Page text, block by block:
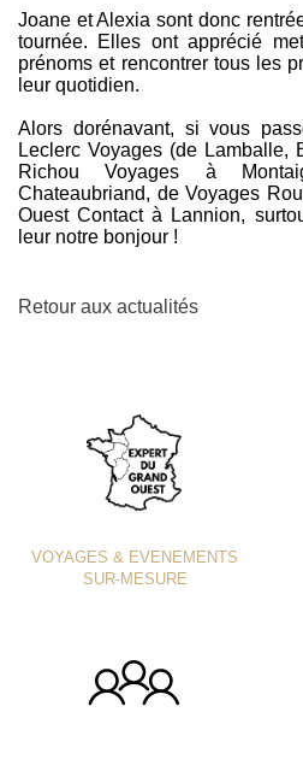
Joane et Alexia sont donc
tournée. Elles ont apprécié
prénoms et rencontrer tous les
leur quotidien.
Alors dorénavant, si vous
Leclerc Voyages (de Lamballe,
Richou Voyages à
Chateaubriand, de Voyages
Ouest Contact à Lannion,
leur notre bonjour !
Retour aux actualités
VOYAGES & EVENEMENTS
SUR-MESURE